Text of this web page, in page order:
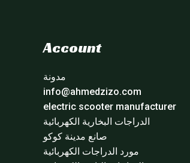
Account
مدونة
info@ahmedzizo.com
electric scooter manufacturer
الدراجات البخارية الكهربائية
صانع مدينة كوكو
مورد الدراجات الكهربائية